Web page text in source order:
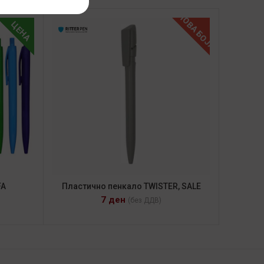
ЦЕНА НОВА БОЈА
Пластично пенкало TWISTER, SALE
7 ден (без ДДВ)